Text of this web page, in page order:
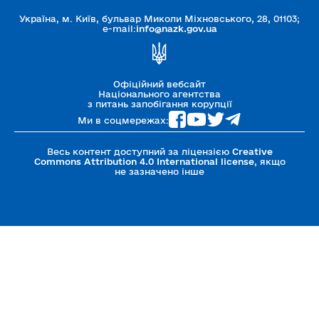
Україна, м. Київ, бульвар Миколи Міхновського, 28, 01103;
e-mail:info@nazk.gov.ua
Офіційний вебсайт
Національного агентства
з питань запобігання корупції
Ми в соцмережах:
Весь контент доступний за ліцензією Creative
Commons Attribution 4.0 International license, якщо
не зазначено інше